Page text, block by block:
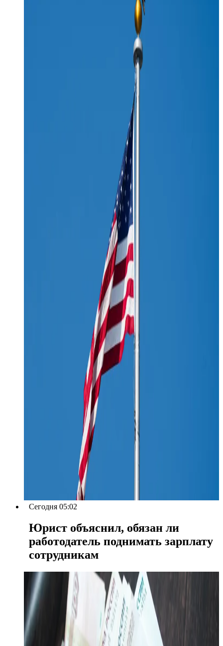
Сегодня 05:02
Юрист объяснил, обязан ли
работодатель поднимать зарплату
сотрудникам